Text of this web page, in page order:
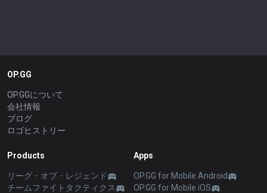
OP.GG
OP.GGについて
会社情報
ブログ
ロゴヒストリー
Products
リーグ・オブ・レジェンド
チームファイトタクティクス
Apps
OP.GG for Mobile Android
OP.GG for Mobile iOS